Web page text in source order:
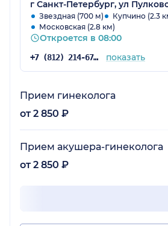
г Санкт-Петербург, ул
Звездная (700 м)
Купчино (2.3
Московская (2.8 км)
Откроется в 08:00
+7 (812) 214-67-27 показать
Прием гинеколога
от 2 850 ₽
Прием акушера-гинеколога
от 2 850 ₽